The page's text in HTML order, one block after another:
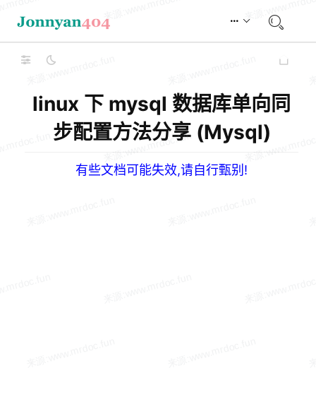
linux 下 mysql 数据库单向同
步配置方法分享 (Mysql)
有些文档可能失效,请自行甄别!